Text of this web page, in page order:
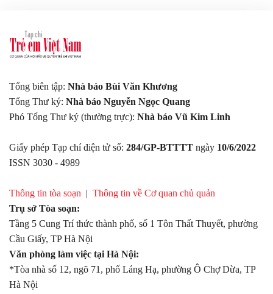
Tổng biên tập: Nhà báo Bùi Văn Khương
Tổng Thư ký: Nhà báo Nguyễn Ngọc Quang
Phó Tổng Thư ký (thường trực): Nhà báo Vũ Kim Linh
Giấy phép Tạp chí điện tử số: 284/GP-BTTTT ngày 10/6/2022
ISSN 3030 - 4989
Thông tin tòa soạn | Thông tin về Cơ quan chủ quản
Trụ sở Tòa soạn:
Tầng 5 Cung Trí thức thành phố, số 1 Tôn Thất Thuyết, phường
Cầu Giấy, TP Hà Nội
Văn phòng làm việc tại Hà Nội:
*Tòa nhà số 12, ngõ 71, phố Láng Hạ, phường Ô Chợ Dừa, TP
Hà Nội